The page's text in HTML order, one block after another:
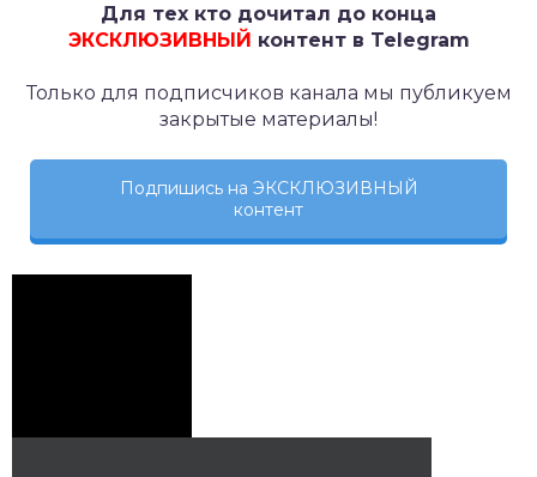
Для тех кто дочитал до конца
ЭКСКЛЮЗИВНЫЙ контент в Telegram
Только для подписчиков канала мы публикуем
закрытые материалы!
Подпишись на ЭКСКЛЮЗИВНЫЙ
контент